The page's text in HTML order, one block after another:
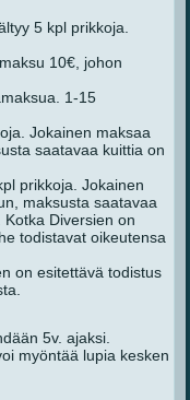
5 kpl prikkoja.
10€, johon
1-15
Jokainen maksaa
saatavaa kuittia on
prikkoja. Jokainen
maksusta saatavaa
Diversien on
todistavat oikeutensa
on esitettävä todistus
5v. ajaksi.
myöntää lupia kesken